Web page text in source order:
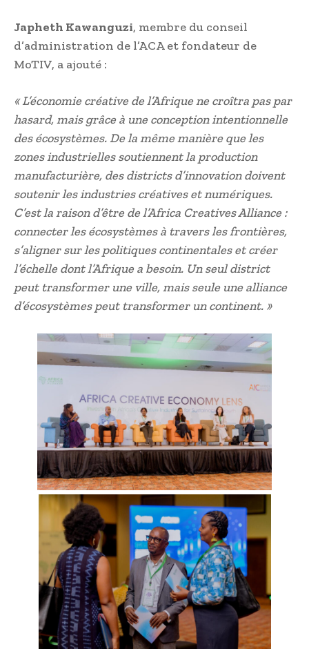
Japheth Kawanguzi, membre du conseil
d’administration de l’ACA et fondateur de
MoTIV, a ajouté :
« L’économie créative de l’Afrique ne croîtra pas par
hasard, mais grâce à une conception intentionnelle
des écosystèmes. De la même manière que les
zones industrielles soutiennent la production
manufacturière, des districts d’innovation doivent
soutenir les industries créatives et numériques.
C’est la raison d’être de l’Africa Creatives Alliance :
connecter les écosystèmes à travers les frontières,
s’aligner sur les politiques continentales et créer
l’échelle dont l’Afrique a besoin. Un seul district
peut transformer une ville, mais seule une alliance
d’écosystèmes peut transformer un continent. »